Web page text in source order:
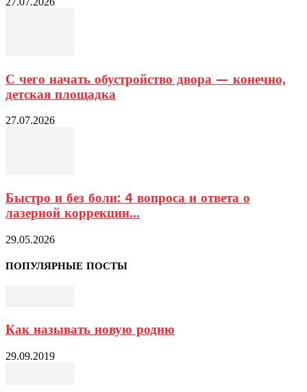
С чего начать обустройство двора — конечно,
детская площадка
27.07.2026
Быстро и без боли: 4 вопроса и ответа о
лазерной коррекции...
29.05.2026
ПОПУЛЯРНЫЕ ПОСТЫ
Как называть новую родню
29.09.2019